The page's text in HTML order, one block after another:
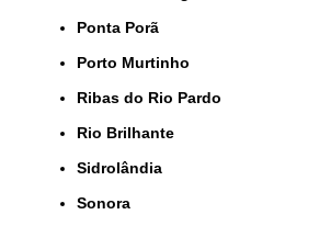
Ponta Porã
Porto Murtinho
Ribas do Rio Pardo
Rio Brilhante
Sidrolândia
Sonora